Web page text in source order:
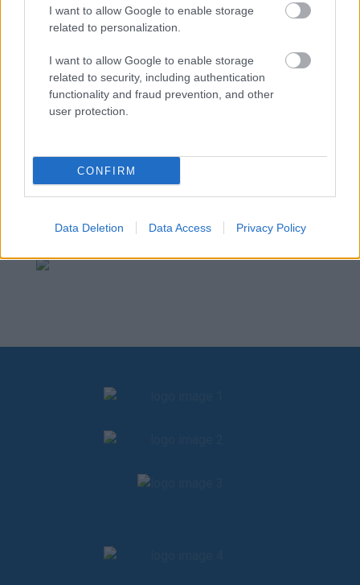
I want to allow Google to enable storage
related to personalization.
I want to allow Google to enable storage
related to security, including authentication
functionality and fraud prevention, and other
user protection.
CONFIRM
Data Deletion Data Access Privacy Policy
δημιουργία ενός καλύτερου κόσμου!